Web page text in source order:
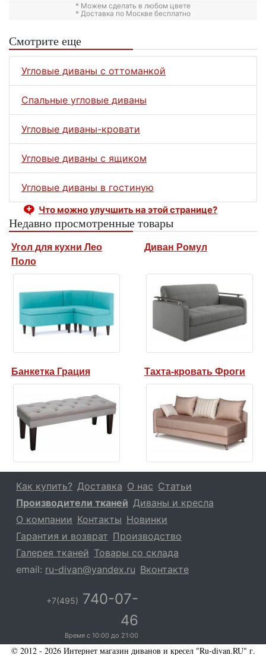
* Можем сделать в любом цвете
* Доставка по Москве бесплатно
Смотрите еще
Угловые диваны с оттоманкой
Спальные угловые диваны
Угловые диваны-кровати
Угловые диваны с ящиком
Угловые диваны в гостиную
Что можно улучшить на этой странице?
Недавно просмотренные товары
Угол для кухни Лео
Поло
Диван Ромул
Банкетка Грация Тахта-кровать Фроги
Как купить? Доставка О нас Статьи
Производители тканей Диваны и кресла
О компании Контакты Новинки
Гарантия и возврат Производство
Галерея тканей Товары со склада
email: ru-divan@yandex.ru Вконтакте
+7(495) 740-07-
46
Время с 10:00 до 21:00
© 2012 - 2026 Интернет магазин диванов и кресел "Ru-divan.RU" г.